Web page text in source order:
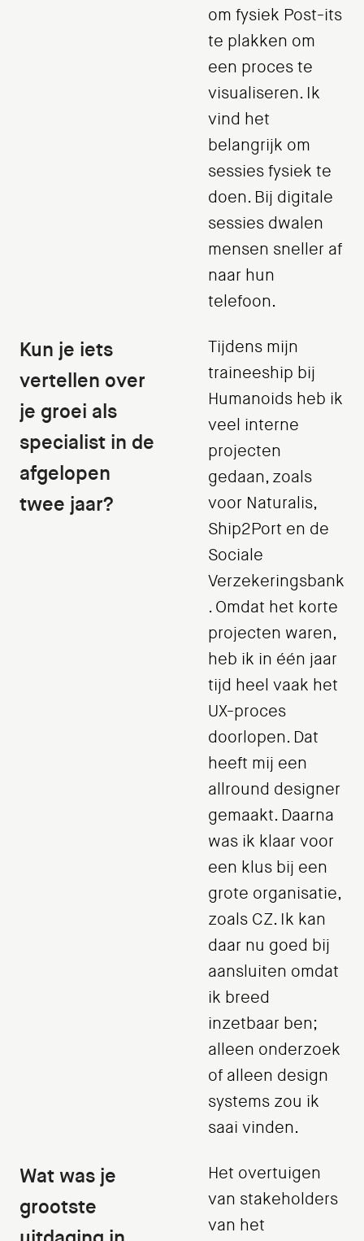
om fysiek Post-its
te plakken om
een proces te
visualiseren. Ik
vind het
belangrijk om
sessies fysiek te
doen. Bij digitale
sessies dwalen
mensen sneller af
naar hun
telefoon.
Kun je iets
vertellen over
je groei als
specialist in de
afgelopen
twee jaar?
Tijdens mijn
traineeship bij
Humanoids heb ik
veel interne
projecten
gedaan, zoals
voor Naturalis,
Ship2Port en de
Sociale
Verzekeringsbank
. Omdat het korte
projecten waren,
heb ik in één jaar
tijd heel vaak het
UX-proces
doorlopen. Dat
heeft mij een
allround designer
gemaakt. Daarna
was ik klaar voor
een klus bij een
grote organisatie,
zoals CZ. Ik kan
daar nu goed bij
aansluiten omdat
ik breed
inzetbaar ben;
alleen onderzoek
of alleen design
systems zou ik
saai vinden.
Wat was je
grootste
Het overtuigen
van stakeholders
van het